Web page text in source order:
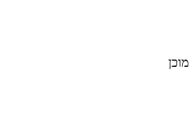
מוכן